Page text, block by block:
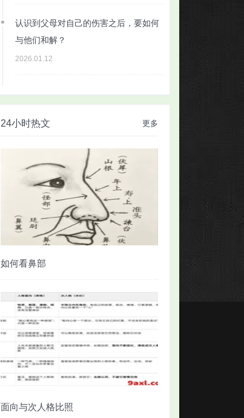
认识到父母对自己的伤害之后，要如何
与他们和解？
2026.01.12
更多
24小时热文
如何看鼻部
面向与次人格比照